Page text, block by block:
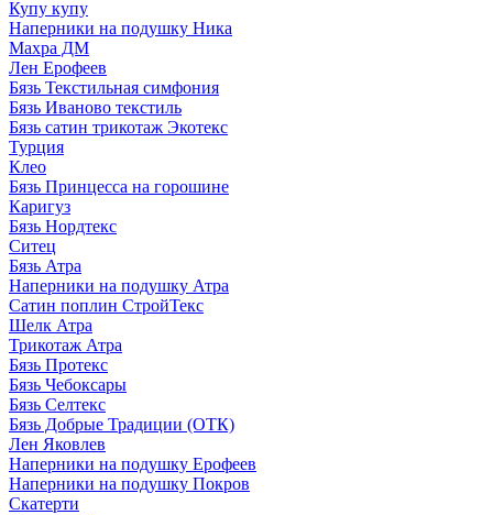
Купу купу
Наперники на подушку Ника
Махра ДМ
Лен Ерофеев
Бязь Текстильная симфония
Бязь Иваново текстиль
Бязь сатин трикотаж Экотекс
Турция
Клео
Бязь Принцесса на горошине
Каригуз
Бязь Нордтекс
Ситец
Бязь Атра
Наперники на подушку Атра
Сатин поплин СтройТекс
Шелк Атра
Трикотаж Атра
Бязь Протекс
Бязь Чебоксары
Бязь Селтекс
Бязь Добрые Традиции (ОТК)
Лен Яковлев
Наперники на подушку Ерофеев
Наперники на подушку Покров
Скатерти